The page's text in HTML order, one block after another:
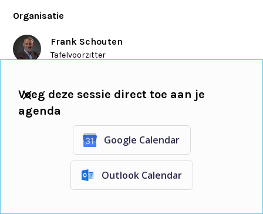
Voeg deze sessie direct toe aan je
agenda
Google Calendar
Outlook Calendar
Organisatie
Frank Schouten
Tafelvoorzitter
Gastvrouweneigenaar
Inschrijven voor deze sessie